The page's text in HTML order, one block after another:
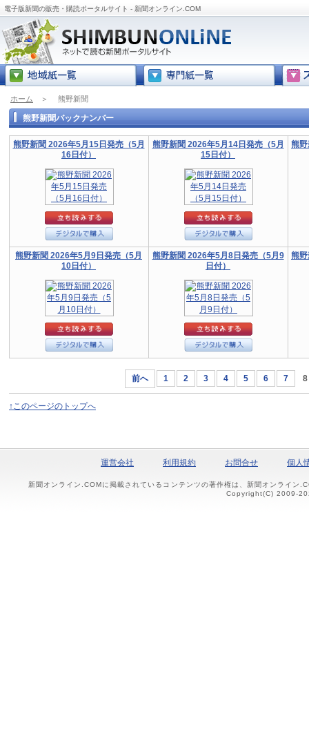
電子版新聞の販売・購読ポータルサイト - 新聞オンライン.COM
ホーム ＞ 熊野新聞
熊野新聞バックナンバー
熊野新聞 2026年5月15日発売（5月
16日付）
熊野新聞 2026年5月14日発売（5月
15日付）
熊
熊野新聞 2026年5月9日発売（5月
10日付）
熊野新聞 2026年5月8日発売（5月9
日付）
熊
前へ 1 2 3 4 5 6 7 8
↑このページのトップへ
運営会社 利用規約 お問合せ 個人
新聞オンライン.COMに掲載されているコンテンツの著作権は、新聞オンライン
Copyright(C) 2009-